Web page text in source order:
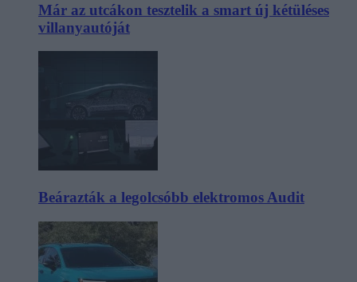
Már az utcákon tesztelik a smart új kétüléses
villanyautóját
Beárazták a legolcsóbb elektromos Audit